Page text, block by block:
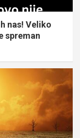
nas! Veliko
spreman